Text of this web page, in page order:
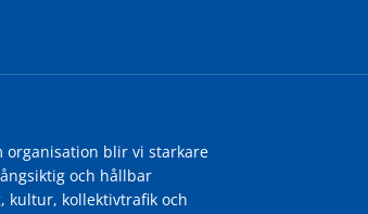
organisation blir vi starkare
och hållbar
kultur, kollektivtrafik och